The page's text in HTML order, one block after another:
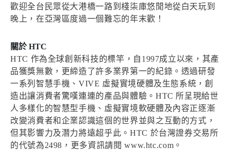
歡迎全台民眾從大港橋一路到棧柒庫悠閒地從白天玩到
晚上，在亞灣區度過一個難忘的年末歡！
關於 HTC
HTC 作為全球創新科技的標竿，自1997成立以來，其產
品獲獎無數，更締造了許多業界第一的紀錄。透過研發
一系列智慧手機、VIVE 虛擬實境硬體及生態系統，創
造出讓消費者驚嘆連連的產品與體驗。HTC 所呈現給世
人多樣化的智慧型手機、虛擬實境軟硬體及內容正逐漸
改變消費者和企業認識這個的世界並與之互動的方式，
但其影響力及潛力將遠超乎此。HTC 於台灣證券交易所
的代號為2498，更多資訊請閱 www.htc.com。